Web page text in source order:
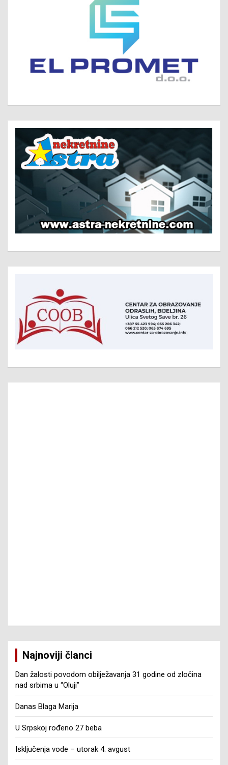
Najnoviji članci
Dan žalosti povodom obilježavanja 31 godine od zločina
nad srbima u “Oluji”
Danas Blaga Marija
U Srpskoj rođeno 27 beba
Isključenja vode – utorak 4. avgust